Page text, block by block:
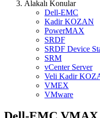
Alakalı Konular
Dell-EMC
Kadir KOZAN
PowerMAX
SRDF
SRDF Device
SRM
vCenter Server
Veli Kadir
VMEX
VMware